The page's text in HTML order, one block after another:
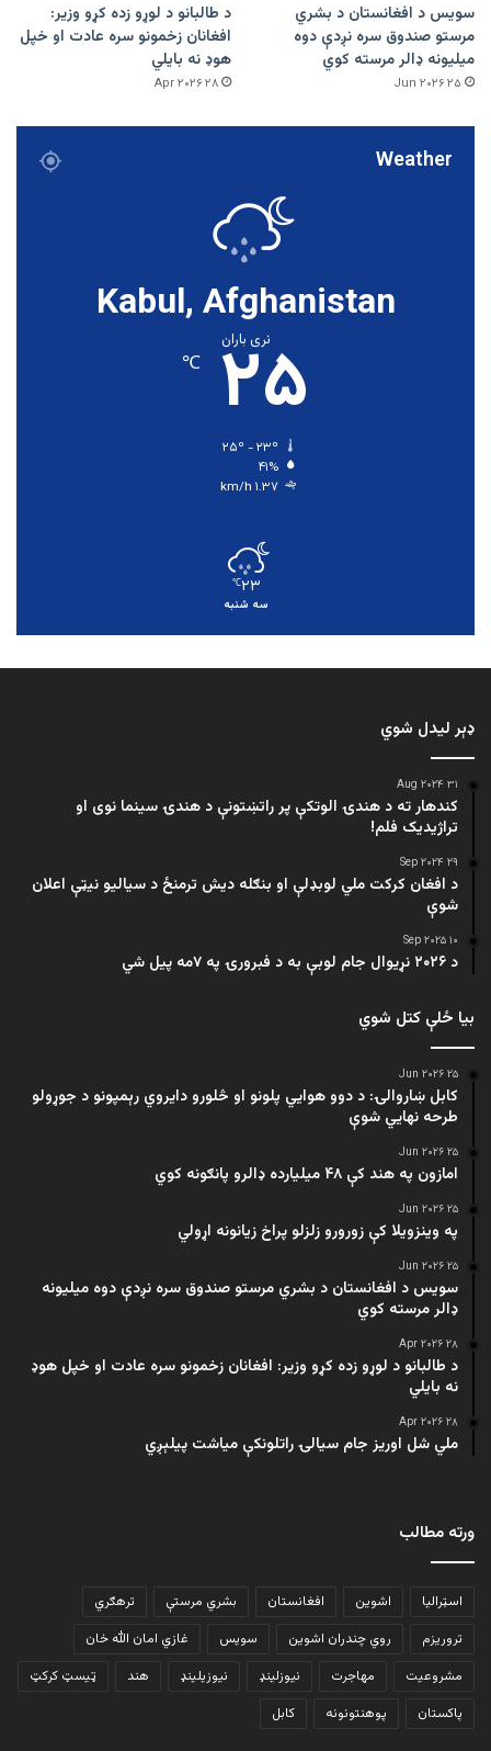
سویس د افغانستان د بشري
مرستو صندوق سره نږدې دوه
میلیونه ډالر مرسته کوي
۲۵ Jun ۲۰۲۶
د طالبانو د لوړو زده کړو وزیر:
افغانان زخمونو سره عادت او خپل
هوډ نه بایلي
۲۸ Apr ۲۰۲۶
Weather
Kabul, Afghanistan
نری باران
۲۵ ℃
۴۱%
۱.۳۷ km/h
۲۳℃
سه شنبه
ډېر لیدل شوي
۳۱ Aug ۲۰۲۴
کندهار ته د هندۍ الوتکې پر راتښتونې د هندۍ سینما نوی او
تراژيديک فلم!
۲۹ Sep ۲۰۲۴
د افغان کرکت ملي لوبډلې او بنګله دیش ترمنځ د سیالیو نیټې اعلان
شوې
۱۰ Sep ۲۰۲۵
د ۲۰۲۶ نړیوال جام لوبې به د فبرورۍ په ۷مه پیل شي
بیا ځلې کتل شوي
۲۵ Jun ۲۰۲۶
کابل ښاروالۍ: د دوو هوايي پلونو او څلورو دایروي رېمپونو د جوړولو
طرحه نهایي شوې
۲۵ Jun ۲۰۲۶
امازون په هند کې ۴۸ میلیارده ډالرو پانګونه کوي
۲۵ Jun ۲۰۲۶
په وینزویلا کې زورورو زلزلو پراخ زیانونه اړولي
۲۵ Jun ۲۰۲۶
سویس د افغانستان د بشري مرستو صندوق سره نږدې دوه میلیونه
ډالر مرسته کوي
۲۸ Apr ۲۰۲۶
د طالبانو د لوړو زده کړو وزیر: افغانان زخمونو سره عادت او خپل هوډ
نه بایلي
۲۸ Apr ۲۰۲۶
ملي شل اوریز جام سیالۍ راتلونکې میاشت پیلېږي
ورته مطالب
اسټرالیا اشوین افغانستان بشري مرستې
ترهګري
تروریزم
روي چندران اشوین سویس
غازي امان الله خان
مشروعیت
مهاجرت نیوزلینډ نیوزیلینډ هند
ټیسټ کرکټ
پاکستان
پوهنتونونه کابل